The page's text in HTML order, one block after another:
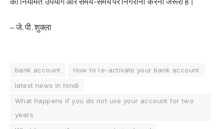
– जे. पी. शुक्ला
bank account
How to re-activate your bank account
latest news in hindi
What happens if you do not use your account for two
years